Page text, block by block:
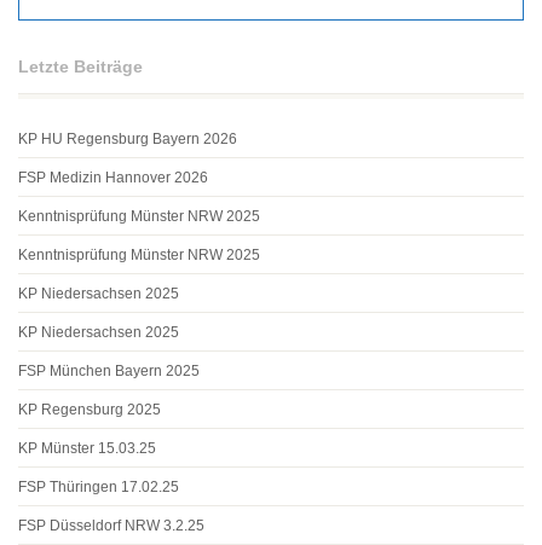
Letzte Beiträge
KP HU Regensburg Bayern 2026
FSP Medizin Hannover 2026
Kenntnisprüfung Münster NRW 2025
Kenntnisprüfung Münster NRW 2025
KP Niedersachsen 2025
KP Niedersachsen 2025
FSP München Bayern 2025
KP Regensburg 2025
KP Münster 15.03.25
FSP Thüringen 17.02.25
FSP Düsseldorf NRW 3.2.25